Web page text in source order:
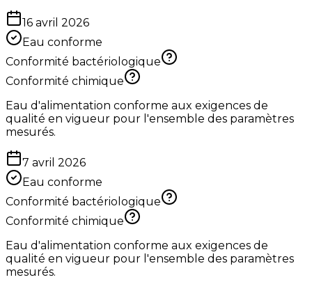
16 avril 2026
Eau conforme
Conformité bactériologique
Conformité chimique
Eau d'alimentation conforme aux exigences de
qualité en vigueur pour l'ensemble des paramètres
mesurés.
7 avril 2026
Eau conforme
Conformité bactériologique
Conformité chimique
Eau d'alimentation conforme aux exigences de
qualité en vigueur pour l'ensemble des paramètres
mesurés.